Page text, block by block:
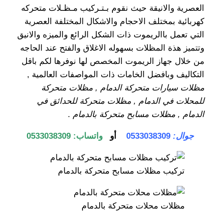
العصرية والانيقة حيث نقوم بـتـركيب مـظـلات متحركه
كهربائية بمختلف الاحجام والاشكال المختلفة العصرية
التي تعمل باالريموت ذات الشكل الرائع والميزه والانيق
وتتميز هذة المظلات بسهوله الاغلاق والفتح عند الحاجه
من خلال جهاز الريموت المخصص لها نوفرها لكم باقل
التكاليف وبافضل الخامات ذات المواصفات العالمية ,
مظلات سيارات متحركة الدمام , مظلات متحركة
للمحلات في الدمام , مظلات متحركة للحدائق في
الدمام , مظلات مسابح متحركة بالدمام .
جوال: 0533038309 أوواتساب: 0533038309
تركيب مظلات مسابح متحركة بالدمام
مظلات محلات متحركة بالدمام